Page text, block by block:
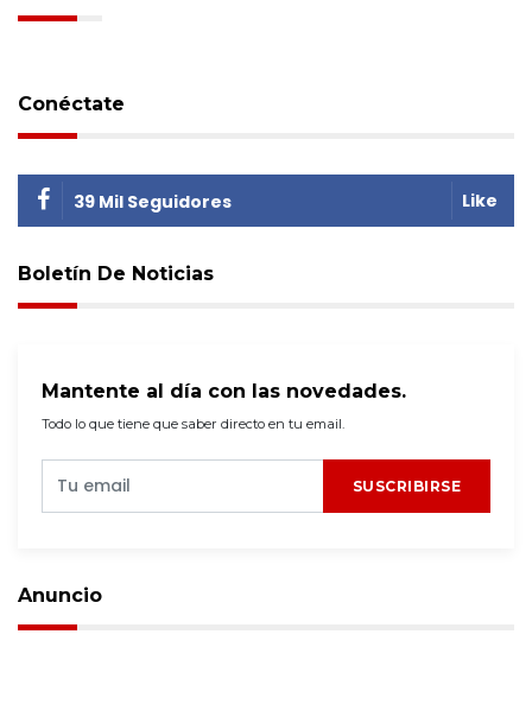
Conéctate
39 Mil Seguidores Like
Boletín De Noticias
Mantente al día con las novedades.
Todo lo que tiene que saber directo en tu email.
SUSCRIBIRSE
Anuncio